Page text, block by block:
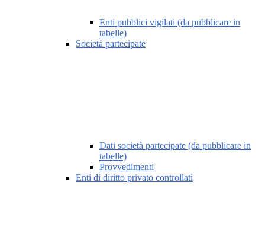
Enti pubblici vigilati (da pubblicare in
tabelle)
Società partecipate
Dati società partecipate (da pubblicare in
tabelle)
Provvedimenti
Enti di diritto privato controllati